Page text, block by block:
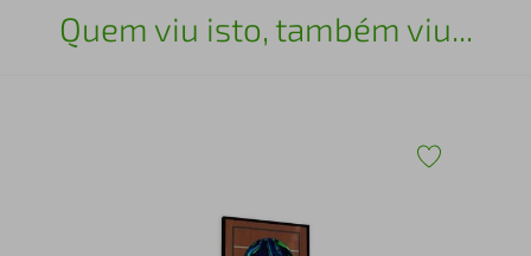
Quem viu isto, também viu...